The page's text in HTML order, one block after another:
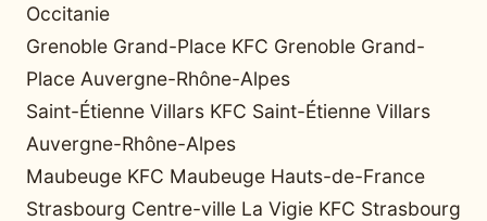
Occitanie
Grenoble Grand-Place KFC Grenoble Grand-
Place Auvergne-Rhône-Alpes
Saint-Étienne Villars KFC Saint-Étienne Villars
Auvergne-Rhône-Alpes
Maubeuge KFC Maubeuge Hauts-de-France
Strasbourg Centre-ville La Vigie KFC Strasbourg